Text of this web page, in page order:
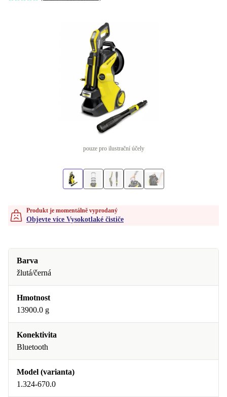
pouze pro ilustrační účely
Produkt je momentálně vyprodaný
Objevte více Vysokotlaké čističe
Barva
žlutá/černá
Hmotnost
13900.0 g
Konektivita
Bluetooth
Model (varianta)
1.324-670.0